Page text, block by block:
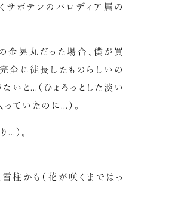
サボテンのパロディア属の
金晃丸だった場合、僕が買
全に徒長したものらしいの
ないと…（ひょろっとした淡い
ていたのに…）。
…）。
柱かも（花が咲くまではっ